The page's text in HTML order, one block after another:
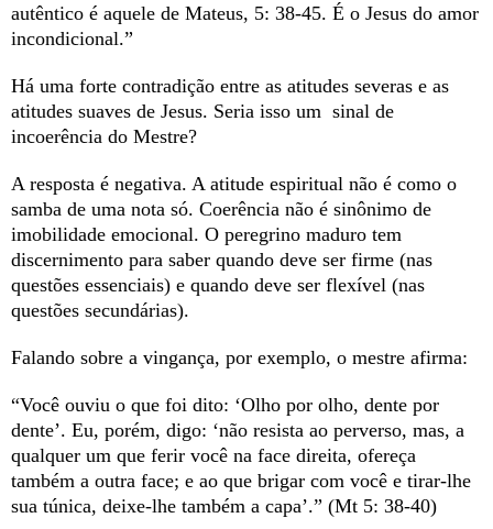
autêntico é aquele de Mateus, 5: 38-45. É o Jesus do amor
incondicional.”
Há uma forte contradição entre as atitudes severas e as
atitudes suaves de Jesus. Seria isso um sinal de
incoerência do Mestre?
A resposta é negativa. A atitude espiritual não é como o
samba de uma nota só. Coerência não é sinônimo de
imobilidade emocional. O peregrino maduro tem
discernimento para saber quando deve ser firme (nas
questões essenciais) e quando deve ser flexível (nas
questões secundárias).
Falando sobre a vingança, por exemplo, o mestre afirma:
“Você ouviu o que foi dito: ‘Olho por olho, dente por
dente’. Eu, porém, digo: ‘não resista ao perverso, mas, a
qualquer um que ferir você na face direita, ofereça
também a outra face; e ao que brigar com você e tirar-lhe
sua túnica, deixe-lhe também a capa’.” (Mt 5: 38-40)